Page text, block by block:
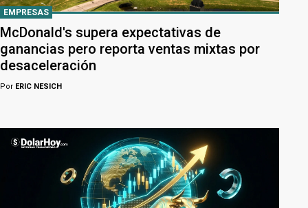
EMPRESAS
McDonald's supera expectativas de
ganancias pero reporta ventas mixtas por
desaceleración
Por ERIC NESICH